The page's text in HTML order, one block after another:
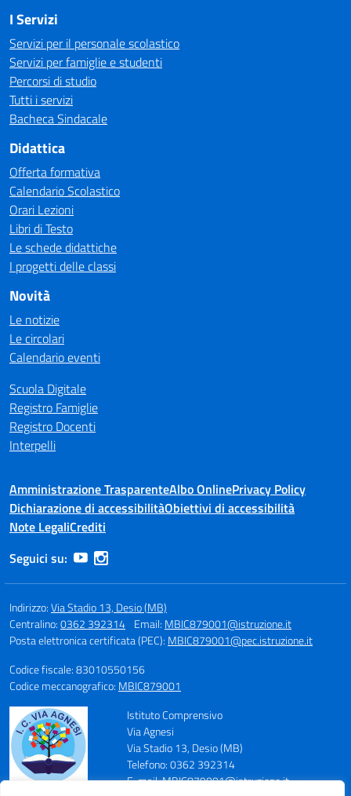
I Servizi
Servizi per il personale scolastico
Servizi per famiglie e studenti
Percorsi di studio
Tutti i servizi
Bacheca Sindacale
Didattica
Offerta formativa
Calendario Scolastico
Orari Lezioni
Libri di Testo
Le schede didattiche
I progetti delle classi
Novità
Le notizie
Le circolari
Calendario eventi
Scuola Digitale
Registro Famiglie
Registro Docenti
Interpelli
Amministrazione TrasparenteAlbo OnlinePrivacy Policy
Dichiarazione di accessibilitàObiettivi di accessibilità
Note LegaliCrediti
Seguici su:
Indirizzo:Via Stadio 13, Desio (MB)
Centralino:0362 392314 Email: MBIC879001@istruzione.it
Posta elettronica certificata (PEC): MBIC879001@pec.istruzione.it
Codice fiscale: 83010550156
Codice meccanografico: MBIC879001
Istituto Comprensivo
Via Agnesi
Via Stadio 13, Desio (MB)
Telefono: 0362 392314
E-mail: MBIC879001@istruzione.it